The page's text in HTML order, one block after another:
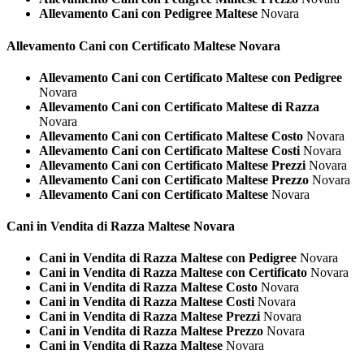
Allevamento Cani con Pedigree Maltese Novara
Allevamento Cani con Certificato Maltese Novara
Allevamento Cani con Certificato Maltese con Pedigree
Novara
Allevamento Cani con Certificato Maltese di Razza
Novara
Allevamento Cani con Certificato Maltese Costo Novara
Allevamento Cani con Certificato Maltese Costi Novara
Allevamento Cani con Certificato Maltese Prezzi Novara
Allevamento Cani con Certificato Maltese Prezzo Novara
Allevamento Cani con Certificato Maltese Novara
Cani in Vendita di Razza Maltese Novara
Cani in Vendita di Razza Maltese con Pedigree Novara
Cani in Vendita di Razza Maltese con Certificato Novara
Cani in Vendita di Razza Maltese Costo Novara
Cani in Vendita di Razza Maltese CostiNovara
Cani in Vendita di Razza Maltese PrezziNovara
Cani in Vendita di Razza Maltese Prezzo Novara
Cani in Vendita di Razza Maltese Novara